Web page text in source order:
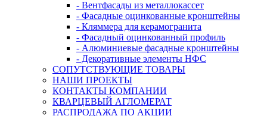
- Вентфасады из металлокассет
- Фасадные оцинкованные кронштейны
- Кляммера для керамогранита
- Фасадный оцинкованный профиль
- Алюминиевые фасадные кронштейны
- Декоративные элементы НФС
СОПУТСТВУЮЩИЕ ТОВАРЫ
НАШИ ПРОЕКТЫ
КОНТАКТЫ КОМПАНИИ
КВАРЦЕВЫЙ АГЛОМЕРАТ
РАСПРОДАЖА ПО АКЦИИ